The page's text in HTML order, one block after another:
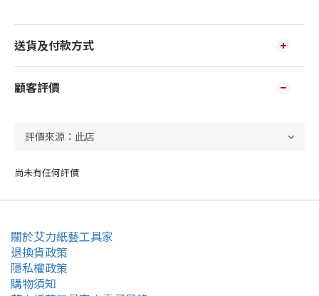
送貨及付款方式
顧客評價
尚未有任何評價
關於艾力紙藝工具家
退換貨政策
隱私權政策
購物須知